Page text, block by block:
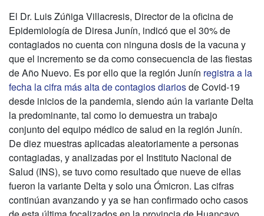
El Dr. Luis Zúñiga Villacresis, Director de la oficina de
Epidemiología de Diresa Junín, indicó que el 30% de
contagiados no cuenta con ninguna dosis de la vacuna y
que el incremento se da como consecuencia de las fiestas
de Año Nuevo. Es por ello que la región Junín registra a la
fecha la cifra más alta de contagios diariosde Covid-19
desde inicios de la pandemia, siendo aún la variante Delta
la predominante, tal como lo demuestra un trabajo
conjunto del equipo médico de salud en la región Junín.
De diez muestras aplicadas aleatoriamente a personas
contagiadas, y analizadas por el Instituto Nacional de
Salud (INS), se tuvo como resultado que nueve de ellas
fueron la variante Delta y solo una Ómicron. Las cifras
continúan avanzando y ya se han confirmado ocho casos